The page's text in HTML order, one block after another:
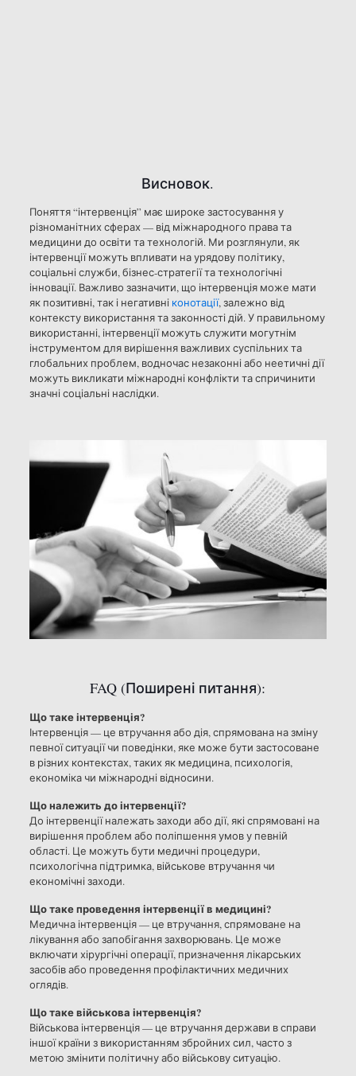
Висновок.
Поняття “інтервенція” має широке застосування у
різноманітних сферах — від міжнародного права та
медицини до освіти та технологій. Ми розглянули, як
інтервенції можуть впливати на урядову політику,
соціальні служби, бізнес-стратегії та технологічні
інновації. Важливо зазначити, що інтервенція може мати
як позитивні, так і негативні конотації, залежно від
контексту використання та законності дій. У правильному
використанні, інтервенції можуть служити могутнім
інструментом для вирішення важливих суспільних та
глобальних проблем, водночас незаконні або неетичні дії
можуть викликати міжнародні конфлікти та спричинити
значні соціальні наслідки.
FAQ (Поширені питання):
Що таке інтервенція?
Інтервенція — це втручання або дія, спрямована на зміну
певної ситуації чи поведінки, яке може бути застосоване
в різних контекстах, таких як медицина, психологія,
економіка чи міжнародні відносини.
Що належить до інтервенції?
До інтервенції належать заходи або дії, які спрямовані на
вирішення проблем або поліпшення умов у певній
області. Це можуть бути медичні процедури,
психологічна підтримка, військове втручання чи
економічні заходи.
Що таке проведення інтервенції в медицині?
Медична інтервенція — це втручання, спрямоване на
лікування або запобігання захворювань. Це може
включати хірургічні операції, призначення лікарських
засобів або проведення профілактичних медичних
оглядів.
Що таке військова інтервенція?
Військова інтервенція — це втручання держави в справи
іншої країни з використанням збройних сил, часто з
метою змінити політичну або військову ситуацію.